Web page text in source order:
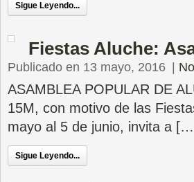
Sigue Leyendo...
Fiestas Aluche:
Publicado en 13 mayo, 2016
ASAMBLEA POPULAR DE
15M, con motivo de las
mayo al 5 de junio, invita a
Sigue Leyendo...